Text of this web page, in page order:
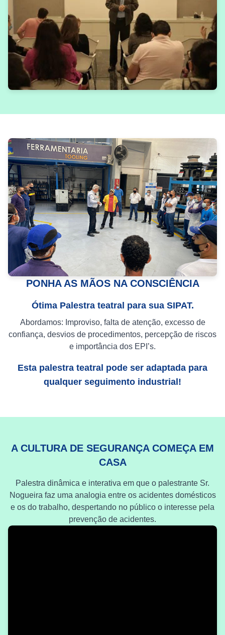
PONHA AS MÃOS NA CONSCIÊNCIA
Ótima Palestra teatral para sua SIPAT.
Abordamos: Improviso, falta de atenção, excesso de
confiança, desvios de procedimentos, percepção de riscos
e importância dos EPI’s.
Esta palestra teatral pode ser adaptada para
qualquer seguimento industrial!
A CULTURA DE SEGURANÇA COMEÇA EM
CASA
Palestra dinâmica e interativa em que o palestrante Sr.
Nogueira faz uma analogia entre os acidentes domésticos
e os do trabalho, despertando no público o interesse pela
prevenção de acidentes.